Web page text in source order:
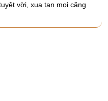
vời, xua tan mọi căng